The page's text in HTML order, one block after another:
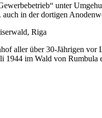
unter
auch in der dortigen
Riga
aller über 30-Jährigen
im Wald von Rumbula